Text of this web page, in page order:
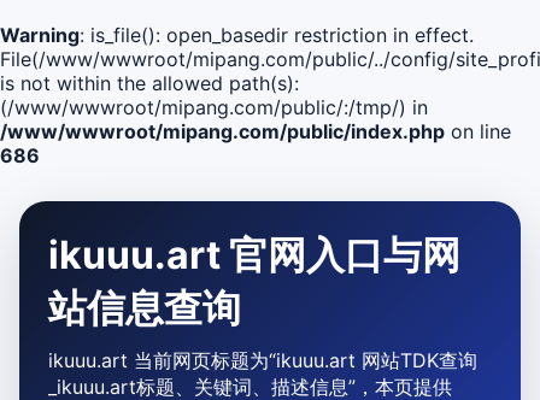
Warning: is_file(): open_basedir restriction in effect.
File(/www/wwwroot/mipang.com/public/../config/
is not within the allowed path(s):
(/www/wwwroot/mipang.com/public/:/tmp/) in
/www/wwwroot/mipang.com/public/index.php on line
686
ikuuu.art 官网入口与网
站信息查询
ikuuu.art 当前网页标题为“ikuuu.art 网站TDK查询
_ikuuu.art标题、关键词、描述信息”，本页提供